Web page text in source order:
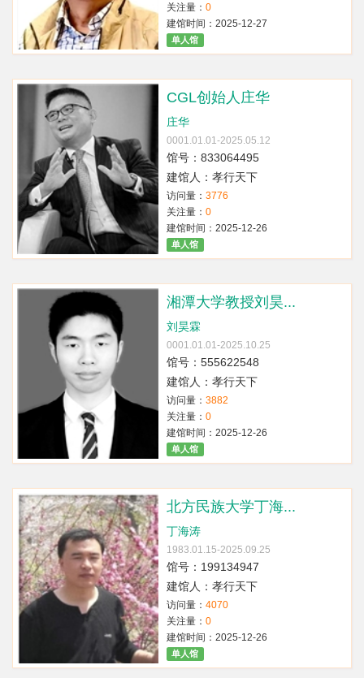
关注量： 0
建馆时间：2025-12-27
单人馆
CGL创始人庄华
庄华
0001.01.01-2025.05.12
馆号：833064495
建馆人：孝行天下
访问量： 3776
关注量： 0
建馆时间：2025-12-26
单人馆
湘潭大学教授刘昊...
刘昊霖
0001.01.01-2025.10.25
馆号：555622548
建馆人：孝行天下
访问量： 3882
关注量： 0
建馆时间：2025-12-26
单人馆
北方民族大学丁海...
丁海涛
1983.01.15-2025.09.25
馆号：199134947
建馆人：孝行天下
访问量： 4070
关注量： 0
建馆时间：2025-12-26
单人馆